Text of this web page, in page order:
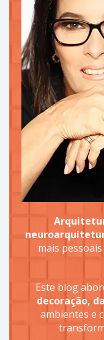
mais
Este blog
decoração,
ambientes e